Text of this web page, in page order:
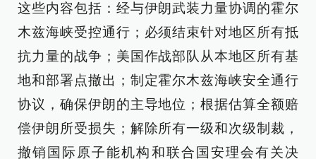
这些内容包括：经与伊朗武装力量协调的霍尔
木兹海峡受控通行；必须结束针对地区所有抵
抗力量的战争；美国作战部队从本地区所有基
地和部署点撤出；制定霍尔木兹海峡安全通行
协议，确保伊朗的主导地位；根据估算全额赔
偿伊朗所受损失；解除所有一级和次级制裁，
撤销国际原子能机构和联合国安理会有关决